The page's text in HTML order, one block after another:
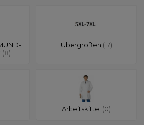
(8)
Übergrößen (17)
Arbeitskittel (0)